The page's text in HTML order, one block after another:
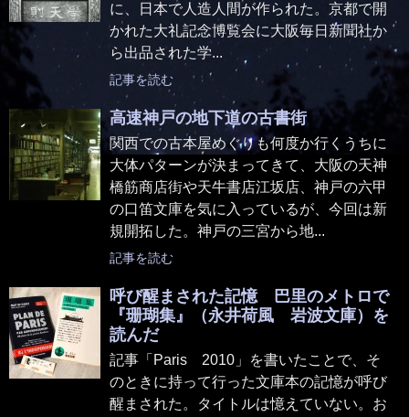
に、日本で人造人間が作られた。京都で開
かれた大礼記念博覧会に大阪毎日新聞社か
ら出品された学...
記事を読む
高速神戸の地下道の古書街
関西での古本屋めぐりも何度か行くうちに
大体パターンが決まってきて、大阪の天神
橋筋商店街や天牛書店江坂店、神戸の六甲
の口笛文庫を気に入っているが、今回は新
規開拓した。神戸の三宮から地...
記事を読む
呼び醒まされた記憶 巴里のメトロで
『珊瑚集』（永井荷風 岩波文庫）を
読んだ
記事「Paris 2010」を書いたことで、そ
のときに持って行った文庫本の記憶が呼び
醒まされた。タイトルは憶えていない。お